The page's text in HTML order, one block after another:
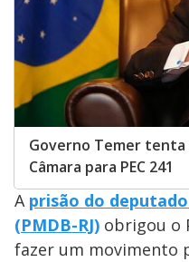
Governo Temer tenta
Câmara para PEC 241
A prisão do
(PMDB-RJ) obrigou o
fazer um movimento